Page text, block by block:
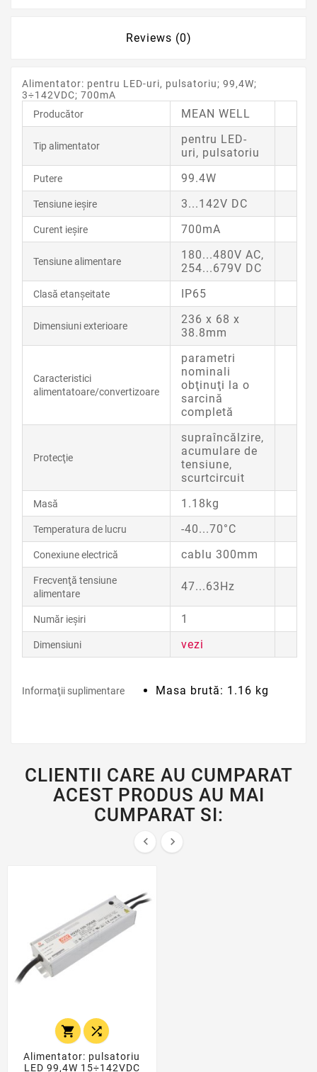
Reviews (0)
Alimentator: pentru LED-uri, pulsatoriu; 99,4W;
3÷142VDC; 700mA
Producător
MEAN WELL
Tip alimentator
pentru LED-
uri, pulsatoriu
Putere 99.4W
Tensiune ieşire 3...142V DC
Curent ieşire 700mA
Tensiune alimentare
180...480V AC,
254...679V DC
Clasă etanşeitate IP65
Dimensiuni exterioare
236 x 68 x
38.8mm
Caracteristici
alimentatoare/convertizoare
parametri
nominali
obţinuţi la o
sarcină
completă
Protecţie
supraîncălzire,
acumulare de
tensiune,
scurtcircuit
Masă 1.18kg
Temperatura de lucru -40...70°C
Conexiune electrică cablu 300mm
Frecvenţă tensiune
alimentare
47...63Hz
Număr ieşiri 1
Dimensiuni vezi
Informaţii suplimentare Masa brută: 1.16 kg
CLIENTII CARE AU CUMPARAT
ACEST PRODUS AU MAI
CUMPARAT SI:
 
 
Alimentator: pulsatoriu
LED 99,4W 15÷142VDC